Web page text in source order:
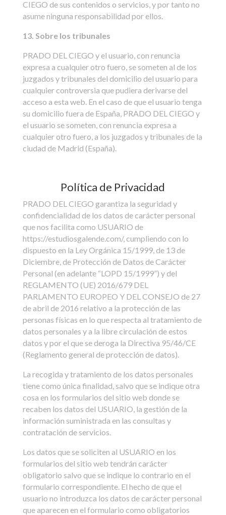
CIEGO de sus contenidos o servicios, y por tanto no
asume ninguna responsabilidad por ellos.
13. Sobre los tribunales
PRADO DEL CIEGO y el usuario, con renuncia
expresa a cualquier otro fuero, se someten al de los
juzgados y tribunales del domicilio del usuario para
cualquier controversia que pudiera derivarse del
acceso a esta web. En el caso de que el usuario tenga
su domicilio fuera de España, PRADO DEL CIEGO y
el usuario se someten, con renuncia expresa a
cualquier otro fuero, a los juzgados y tribunales de la
ciudad de Madrid (España).
Política de Privacidad
PRADO DEL CIEGO garantiza la seguridad y
confidencialidad de los datos de carácter personal
que nos facilita como USUARIO de
https://estudiosgalende.com/, cumpliendo con lo
dispuesto en la Ley Orgánica 15/1999, de 13 de
Diciembre, de Protección de Datos de Carácter
Personal (en adelante “LOPD 15/1999”) y del
REGLAMENTO (UE) 2016/679 DEL
PARLAMENTO EUROPEO Y DEL CONSEJO de 27
de abril de 2016 relativo a la protección de las
personas físicas en lo que respecta al tratamiento de
datos personales y a la libre circulación de estos
datos y por el que se deroga la Directiva 95/46/CE
(Reglamento general de protección de datos).
La recogida y tratamiento de los datos personales
tiene como única finalidad, salvo que se indique otra
cosa en los formularios del sitio web donde se
recaben los datos del USUARIO, la gestión de la
información suministrada en las consultas y
contratación de servicios.
Los datos que se soliciten al USUARIO en los
formularios del sitio web tendrán carácter
obligatorio salvo que se indique lo contrario en el
formulario correspondiente. El hecho de que el
usuario no introduzca los datos de carácter personal
que aparecen en el formulario como obligatorios